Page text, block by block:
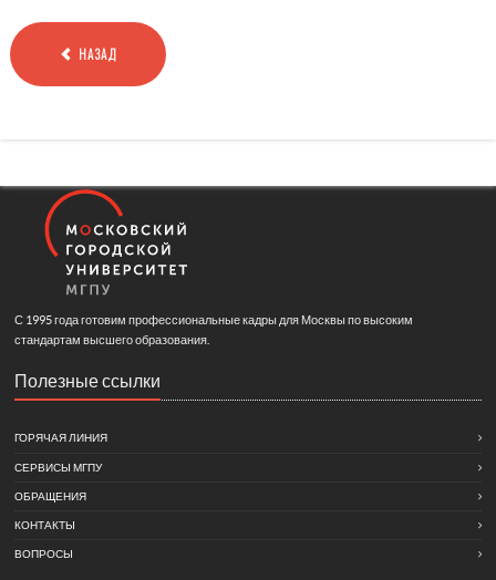
НАЗАД
С 1995 года готовим профессиональные кадры для Москвы по высоким
стандартам высшего образования.
Полезные ссылки
ГОРЯЧАЯ ЛИНИЯ
СЕРВИСЫ МГПУ
ОБРАЩЕНИЯ
КОНТАКТЫ
ВОПРОСЫ